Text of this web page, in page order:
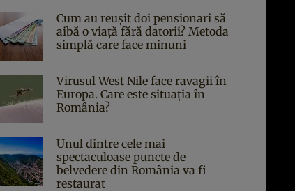
Cum au reușit doi pensionari să
aibă o viață fără datorii? Metoda
simplă care face minuni
Virusul West Nile face ravagii în
Europa. Care este situația în
România?
Unul dintre cele mai
spectaculoase puncte de
belvedere din România va fi
restaurat